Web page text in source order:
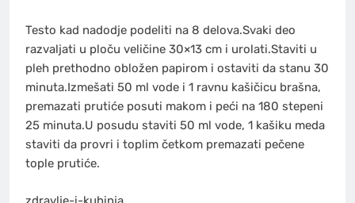
Testo kad nadodje podeliti na 8 delova.Svaki deo
razvaljati u ploču veličine 30×13 cm i urolati.Staviti u
pleh prethodno obložen papirom i ostaviti da stanu 30
minuta.Izmešati 50 ml vode i 1 ravnu kašičicu brašna,
premazati prutiće posuti makom i peći na 180 stepeni
25 minuta.U posudu staviti 50 ml vode, 1 kašiku meda
staviti da provri i toplim četkom premazati pečene
tople prutiće.